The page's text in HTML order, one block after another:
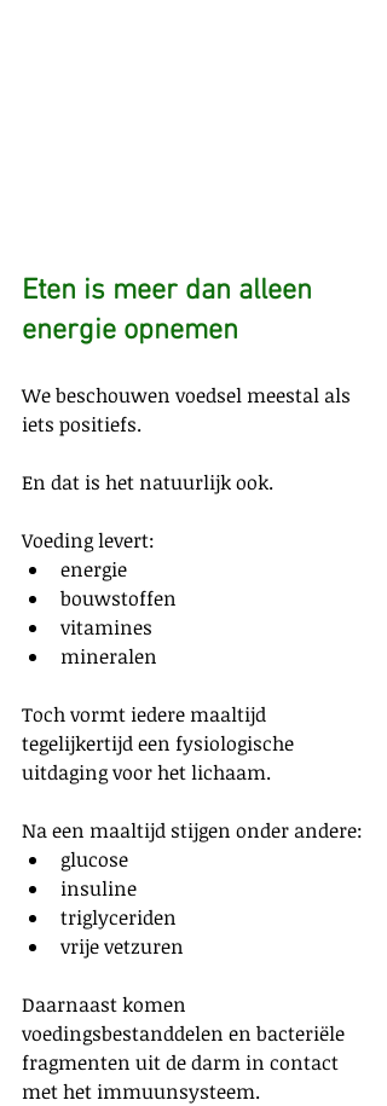
Eten is meer dan alleen
energie opnemen
We beschouwen voedsel meestal als
iets positiefs.
En dat is het natuurlijk ook.
Voeding levert:
energie
bouwstoffen
vitamines
mineralen
Toch vormt iedere maaltijd
tegelijkertijd een fysiologische
uitdaging voor het lichaam.
Na een maaltijd stijgen onder andere:
glucose
insuline
triglyceriden
vrije vetzuren
Daarnaast komen
voedingsbestanddelen en bacteriële
fragmenten uit de darm in contact
met het immuunsysteem.